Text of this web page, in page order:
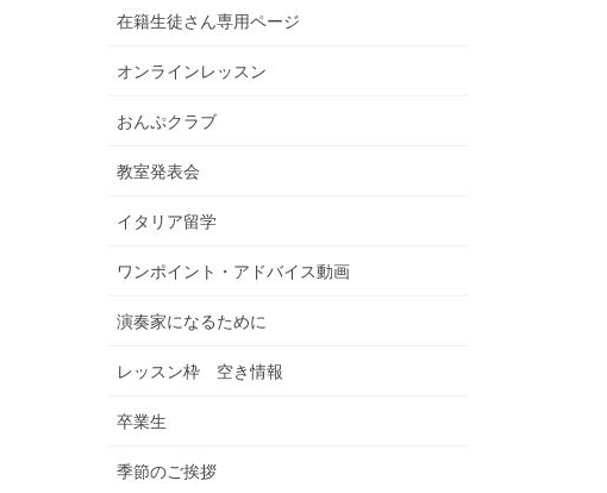
在籍生徒さん専用ページ
オンラインレッスン
おんぷクラブ
教室発表会
イタリア留学
ワンポイント・アドバイス動画
演奏家になるために
レッスン枠 空き情報
卒業生
季節のご挨拶